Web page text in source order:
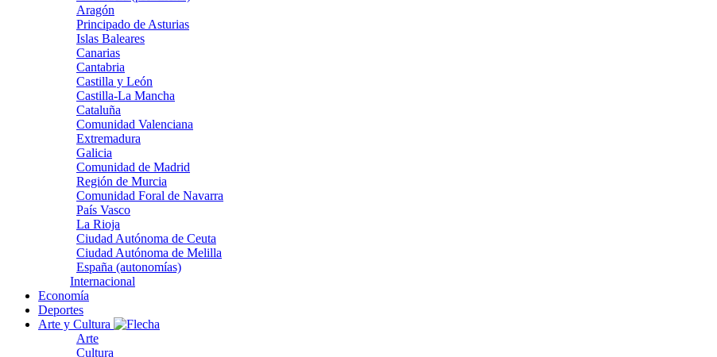
Aragón
Principado de Asturias
Islas Baleares
Canarias
Cantabria
Castilla y León
Castilla-La Mancha
Cataluña
Comunidad Valenciana
Extremadura
Galicia
Comunidad de Madrid
Región de Murcia
Comunidad Foral de Navarra
País Vasco
La Rioja
Ciudad Autónoma de Ceuta
Ciudad Autónoma de Melilla
España (autonomías)
Internacional
Economía
Deportes
Arte y Cultura
Arte
Cultura